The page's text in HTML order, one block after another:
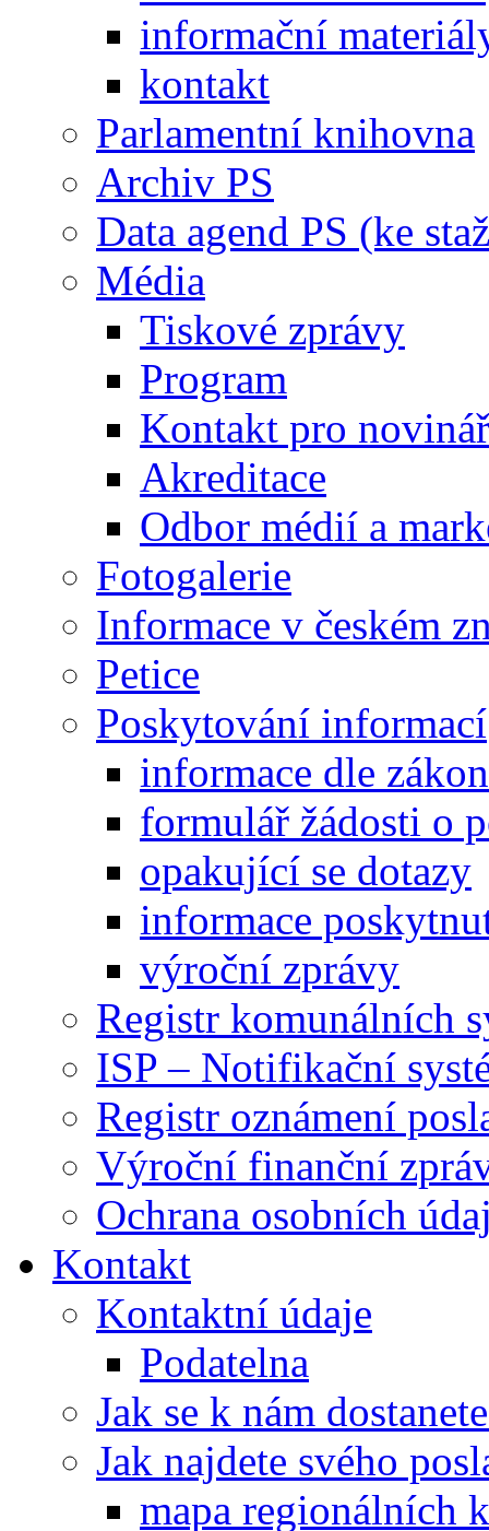
informační
kontakt
Parlamentní knihovna
Archiv PS
Data agend PS (ke
Média
Tiskové zprávy
Program
Kontakt pro
Akreditace
Odbor médií a
Fotogalerie
Informace v českém
Petice
Poskytování informací
informace dle
formulář žádosti o
opakující se dotazy
informace
výroční zprávy
Registr komunálních
ISP – Notifikační
Registr oznámení
Výroční finanční
Ochrana osobních
Kontakt
Kontaktní údaje
Podatelna
Jak se k nám
Jak najdete svého
mapa regionálních